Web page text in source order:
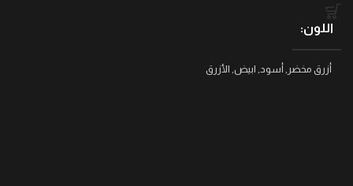
اللون
أزرق مخضر , أسود, ابيض, الأزرق